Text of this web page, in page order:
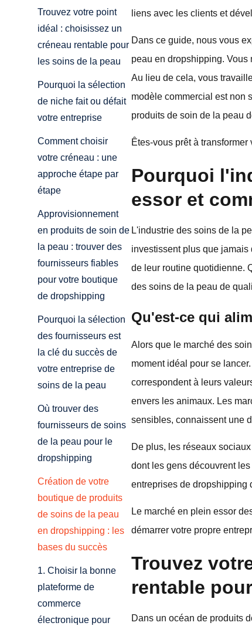
Trouvez votre point
idéal : choisissez un
créneau rentable pour
les soins de la peau
Pourquoi la sélection
de niche fait ou défait
votre entreprise
Comment choisir
votre créneau : une
approche étape par
étape
Approvisionnement
en produits de soin de
la peau : trouver des
fournisseurs fiables
pour votre boutique
de dropshipping
Pourquoi la sélection
des fournisseurs est
la clé du succès de
votre entreprise de
soins de la peau
Où trouver des
fournisseurs de soins
de la peau pour le
dropshipping
Création de votre
boutique de produits
de soins de la peau
en dropshipping : les
bases du succès
1. Choisir la bonne
plateforme de
commerce
électronique pour
liens avec les clients et
Dans ce guide, nous vous
peau en dropshipping. Vous
Au lieu de cela, vous
modèle commercial est non
produits de soin de la peau
Êtes-vous prêt à
Pourquoi
essor et
L'industrie des soins de la
investissent plus que
de leur routine quotidienne.
des soins de la peau de
Qu'est-ce qui
Alors que le marché des
moment idéal pour se
correspondent à leurs
envers les animaux. Les
sensibles, connaissent une
De plus, les réseaux
dont les gens découvrent
entreprises de dropshipping
Le marché en plein essor
démarrer votre propre
Trouvez
rentable
Dans un océan de produits